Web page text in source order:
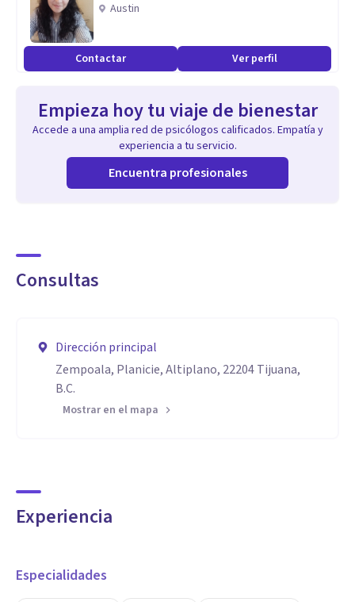
Austin
Contactar Ver perfil
Empieza hoy tu viaje de bienestar
Accede a una amplia red de psicólogos calificados. Empatía y
experiencia a tu servicio.
Encuentra profesionales
Consultas
Dirección principal
Zempoala, Planicie, Altiplano, 22204 Tijuana,
B.C.
Mostrar en el mapa
Experiencia
Especialidades